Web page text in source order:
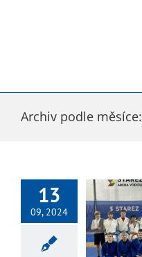
Archiv podle měsíce:
13
09, 2024